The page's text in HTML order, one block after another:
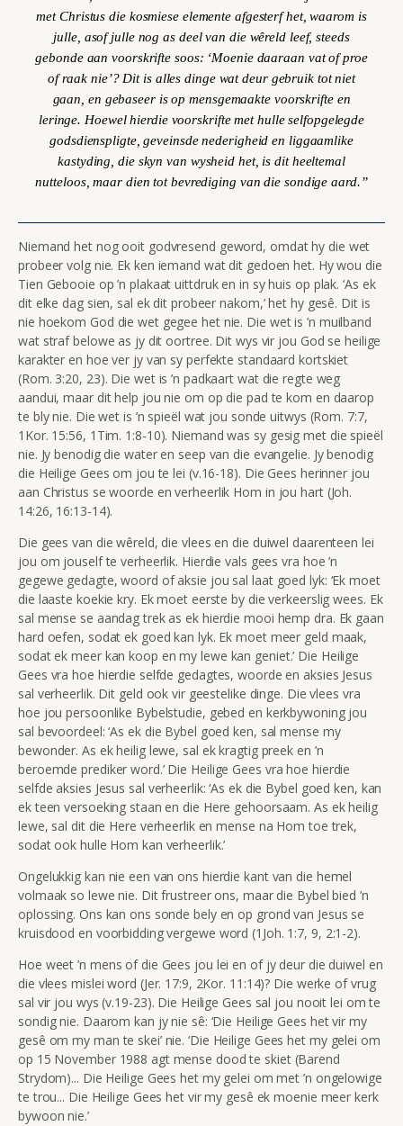
met Christus die kosmiese elemente afgesterf het, waarom is
julle, asof julle nog as deel van die wêreld leef, steeds
gebonde aan voorskrifte soos: ‘Moenie daaraan vat of proe
of raak nie’? Dit is alles dinge wat deur gebruik tot niet
gaan, en gebaseer is op mensgemaakte voorskrifte en
leringe. Hoewel hierdie voorskrifte met hulle selfopgelegde
godsdienspligte, geveinsde nederigheid en liggaamlike
kastyding, die skyn van wysheid het, is dit heeltemal
nutteloos, maar dien tot bevrediging van die sondige aard.”
Niemand het nog ooit godvresend geword, omdat hy die wet
probeer volg nie. Ek ken iemand wat dit gedoen het. Hy wou die
Tien Gebooie op ’n plakaat uittdruk en in sy huis op plak. ‘As ek
dit elke dag sien, sal ek dit probeer nakom,’ het hy gesê. Dit is
nie hoekom God die wet gegee het nie. Die wet is ’n muilband
wat straf belowe as jy dit oortree. Dit wys vir jou God se heilige
karakter en hoe ver jy van sy perfekte standaard kortskiet
(Rom. 3:20, 23). Die wet is ’n padkaart wat die regte weg
aandui, maar dit help jou nie om op die pad te kom en daarop
te bly nie. Die wet is ’n spieël wat jou sonde uitwys (Rom. 7:7,
1Kor. 15:56, 1Tim. 1:8-10). Niemand was sy gesig met die spieël
nie. Jy benodig die water en seep van die evangelie. Jy benodig
die Heilige Gees om jou te lei (v.16-18). Die Gees herinner jou
aan Christus se woorde en verheerlik Hom in jou hart (Joh.
14:26, 16:13-14).
Die gees van die wêreld, die vlees en die duiwel daarenteen lei
jou om jouself te verheerlik. Hierdie vals gees vra hoe ’n
gegewe gedagte, woord of aksie jou sal laat goed lyk: ‘Ek moet
die laaste koekie kry. Ek moet eerste by die verkeerslig wees. Ek
sal mense se aandag trek as ek hierdie mooi hemp dra. Ek gaan
hard oefen, sodat ek goed kan lyk. Ek moet meer geld maak,
sodat ek meer kan koop en my lewe kan geniet.’ Die Heilige
Gees vra hoe hierdie selfde gedagtes, woorde en aksies Jesus
sal verheerlik. Dit geld ook vir geestelike dinge. Die vlees vra
hoe jou persoonlike Bybelstudie, gebed en kerkbywoning jou
sal bevoordeel: ‘As ek die Bybel goed ken, sal mense my
bewonder. As ek heilig lewe, sal ek kragtig preek en ’n
beroemde prediker word.’ Die Heilige Gees vra hoe hierdie
selfde aksies Jesus sal verheerlik: ‘As ek die Bybel goed ken, kan
ek teen versoeking staan en die Here gehoorsaam. As ek heilig
lewe, sal dit die Here verheerlik en mense na Hom toe trek,
sodat ook hulle Hom kan verheerlik.’
Ongelukkig kan nie een van ons hierdie kant van die hemel
volmaak so lewe nie. Dit frustreer ons, maar die Bybel bied ’n
oplossing. Ons kan ons sonde bely en op grond van Jesus se
kruisdood en voorbidding vergewe word (1Joh. 1:7, 9, 2:1-2).
Hoe weet ’n mens of die Gees jou lei en of jy deur die duiwel en
die vlees mislei word (Jer. 17:9, 2Kor. 11:14)? Die werke of vrug
sal vir jou wys (v.19-23). Die Heilige Gees sal jou nooit lei om te
sondig nie. Daarom kan jy nie sê: ‘Die Heilige Gees het vir my
gesê om my man te skei’ nie. ‘Die Heilige Gees het my gelei om
op 15 November 1988 agt mense dood te skiet (Barend
Strydom)... Die Heilige Gees het my gelei om met ’n ongelowige
te trou... Die Heilige Gees het vir my gesê ek moenie meer kerk
bywoon nie.’